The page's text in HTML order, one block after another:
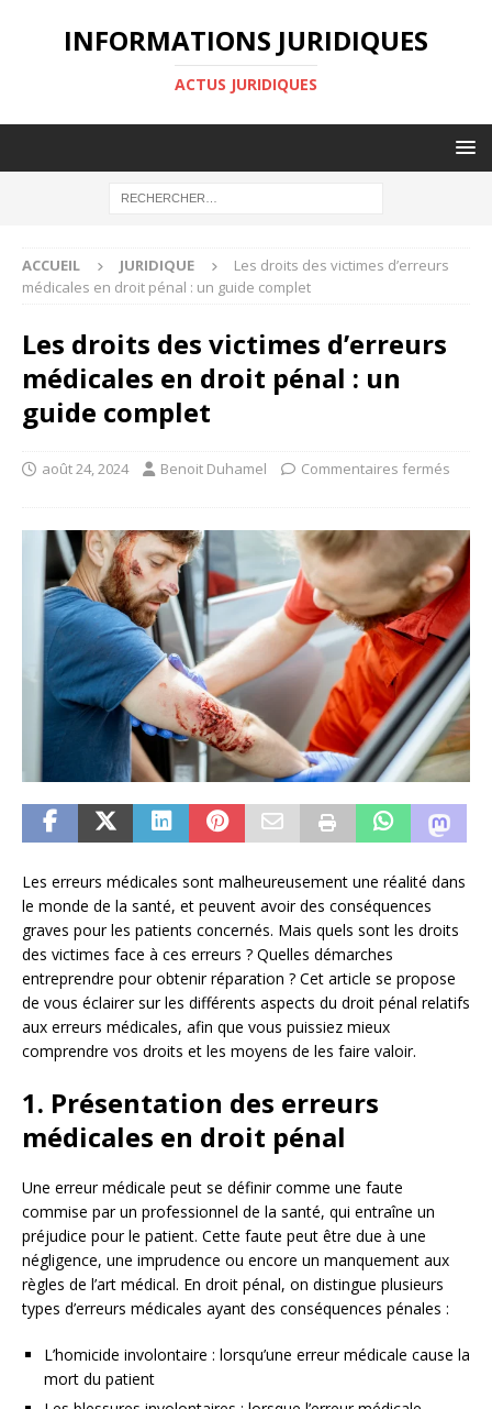
INFORMATIONS JURIDIQUES
ACTUS JURIDIQUES
ACCUEIL JURIDIQUE
Les droits des victimes d’erreurs
médicales en droit pénal : un guide complet
Les droits des victimes d’erreurs
médicales en droit pénal : un
guide complet
août 24, 2024 Benoit Duhamel Commentaires fermés
Les erreurs médicales sont malheureusement une réalité dans
le monde de la santé, et peuvent avoir des conséquences
graves pour les patients concernés. Mais quels sont les droits
des victimes face à ces erreurs ? Quelles démarches
entreprendre pour obtenir réparation ? Cet article se propose
de vous éclairer sur les différents aspects du droit pénal relatifs
aux erreurs médicales, afin que vous puissiez mieux
comprendre vos droits et les moyens de les faire valoir.
1. Présentation des erreurs
médicales en droit pénal
Une erreur médicale peut se définir comme une faute
commise par un professionnel de la santé, qui entraîne un
préjudice pour le patient. Cette faute peut être due à une
négligence, une imprudence ou encore un manquement aux
règles de l’art médical. En droit pénal, on distingue plusieurs
types d’erreurs médicales ayant des conséquences pénales :
L’homicide involontaire : lorsqu’une erreur médicale cause la
mort du patient